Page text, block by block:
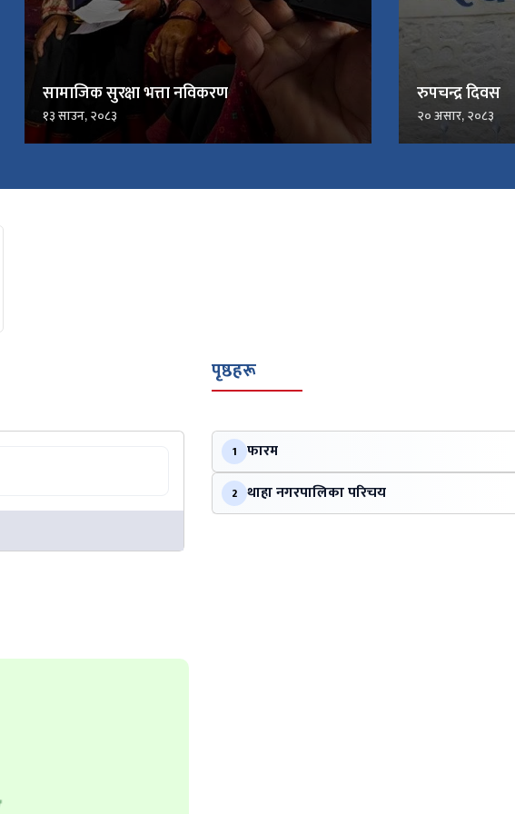
सामाजिक सुरक्षा भत्ता नविकरण
१३ साउन, २०८३
रुपचन्द्र दिवस
२० असार, २०८३
पृष्ठहरू
1 फारम
2 थाहा नगरपालिका परिचय